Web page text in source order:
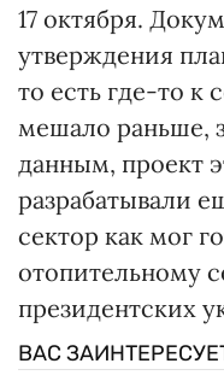
17 октября.
утверждения
то есть где-то к
мешало раньше,
данным, проект
разрабатывали
сектор как мог
отопительному
президентских
ВАС